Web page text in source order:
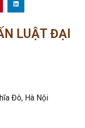
LUẬT ĐẠI
Đô, Hà Nội